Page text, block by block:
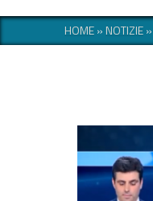
HOME»NOTIZIE»